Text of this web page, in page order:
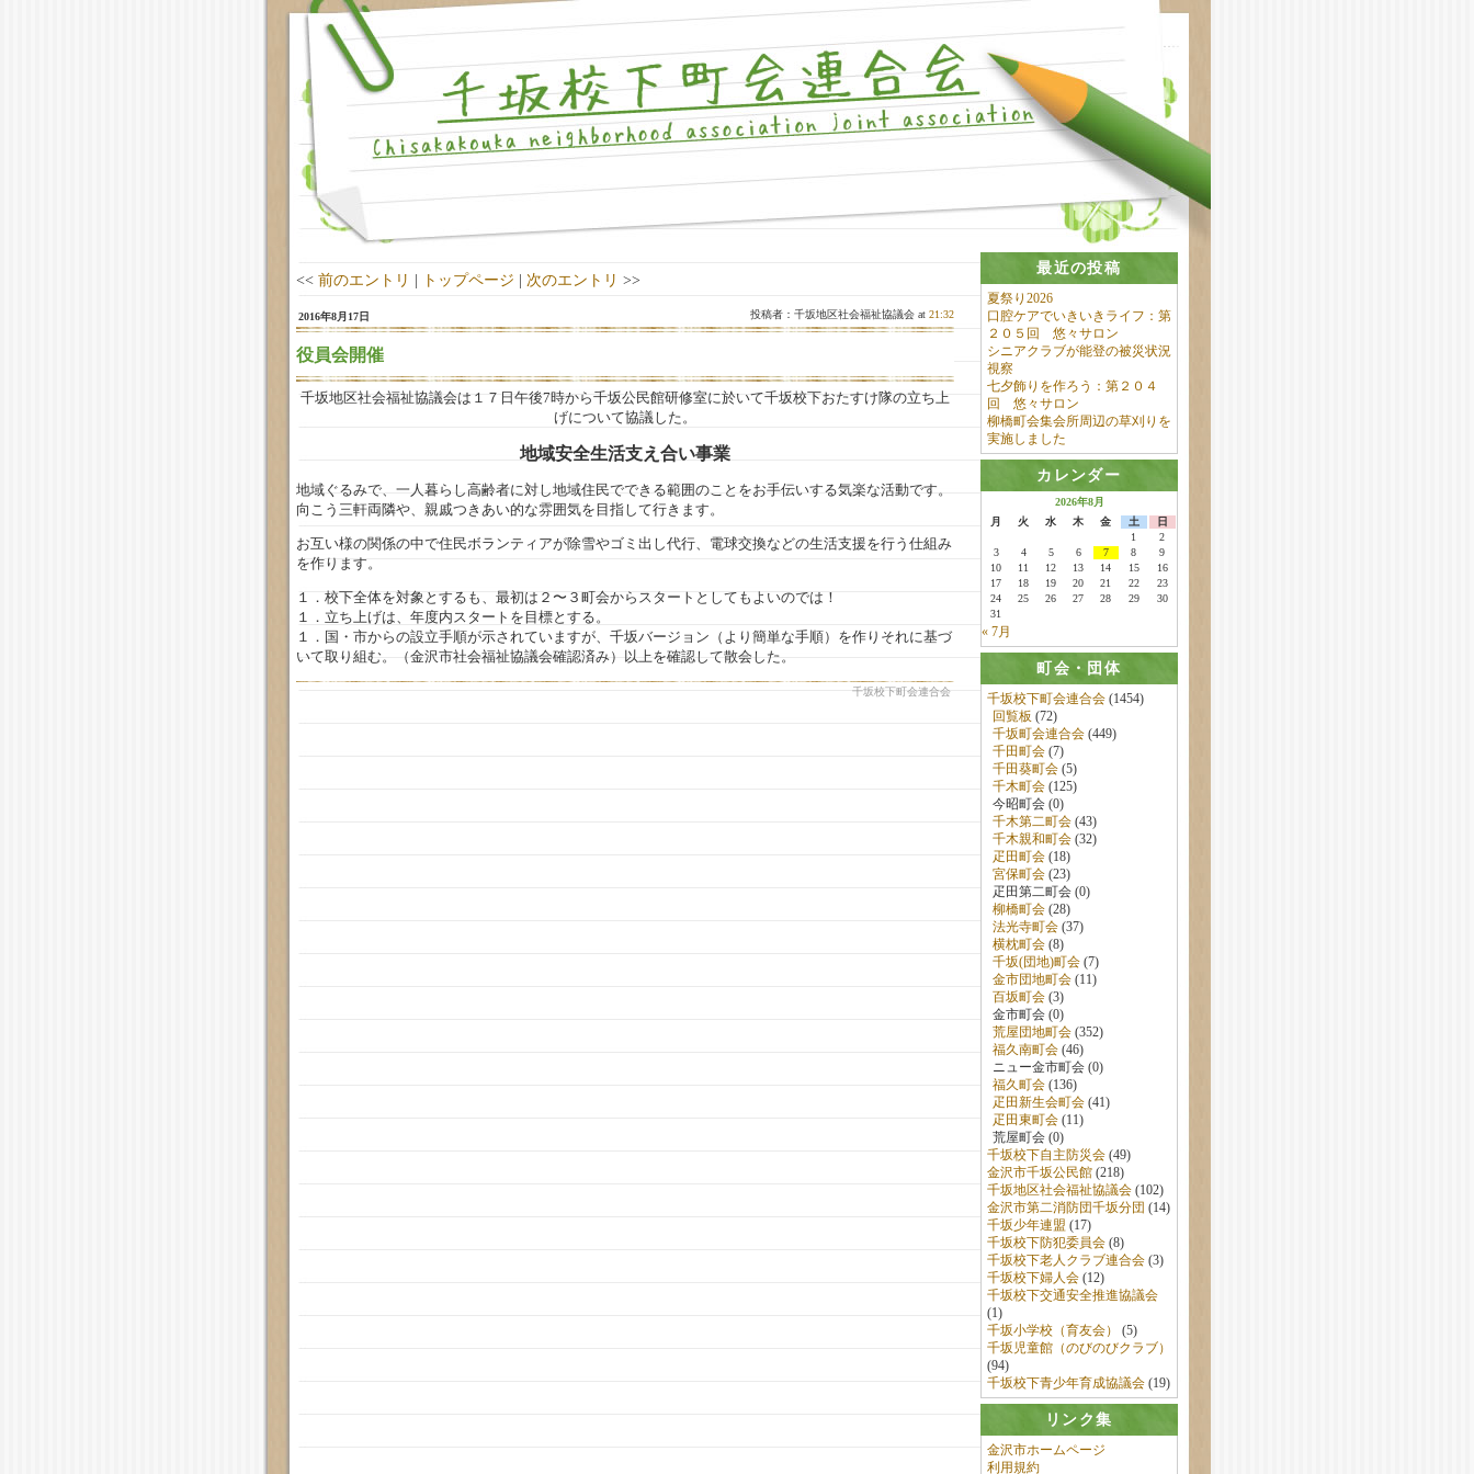
最近の投稿
夏祭り2026
口腔ケアでいきいきライフ：第
２０５回 悠々サロン
シニアクラブが能登の被災状況
視察
七夕飾りを作ろう：第２０４
回 悠々サロン
柳橋町会集会所周辺の草刈りを
実施しました
カレンダー
2026年8月
月
火 水 木 金 土
日
1
2
3
4 5 6 7 8
9
10
11 12 13 14 15
16
17
18 19 20 21 22
23
24
25 26 27 28 29
30
31
« 7月
町会・団体
千坂校下町会連合会(1454)
回覧板 (72)
千坂町会連合会(449)
千田町会(7)
千田葵町会(5)
千木町会(125)
今昭町会 (0)
千木第二町会(43)
千木親和町会(32)
疋田町会(18)
宮保町会(23)
疋田第二町会 (0)
柳橋町会(28)
法光寺町会(37)
横枕町会(8)
千坂(団地)町会(7)
金市団地町会(11)
百坂町会(3)
金市町会 (0)
荒屋団地町会(352)
福久南町会(46)
ニュー金市町会 (0)
福久町会(136)
疋田新生会町会(41)
疋田東町会(11)
荒屋町会 (0)
千坂校下自主防災会(49)
金沢市千坂公民館(218)
千坂地区社会福祉協議会(102)
金沢市第二消防団千坂分団 (14)
千坂少年連盟 (17)
千坂校下防犯委員会(8)
千坂校下老人クラブ連合会(3)
千坂校下婦人会(12)
千坂校下交通安全推進協議会
(1)
千坂小学校（育友会）
(5)
千坂児童館（のびのびクラブ）
(94)
千坂校下青少年育成協議会(19)
リンク集
金沢市ホームページ
利用規約
<<前のエントリ | トップページ | 次のエントリ >>
2016年8月17日 投稿者：千坂地区社会福祉協議会 at21:32
役員会開催
千坂地区社会福祉協議会は１７日午後7時から千坂公民館研修室に於いて千坂校下おたすけ隊の立ち上
げについて協議した。
地域安全生活支え合い事業
地域ぐるみで、一人暮らし高齢者に対し地域住民でできる範囲のことをお手伝いする気楽な活動です。
向こう三軒両隣や、親戚つきあい的な雰囲気を目指して行きます。
お互い様の関係の中で住民ボランティアが除雪やゴミ出し代行、電球交換などの生活支援を行う仕組み
を作ります。
１．校下全体を対象とするも、最初は２〜３町会からスタートとしてもよいのでは！
１．立ち上げは、年度内スタートを目標とする。
１．国・市からの設立手順が示されていますが、千坂バージョン（より簡単な手順）を作りそれに基づ
いて取り組む。（金沢市社会福祉協議会確認済み）以上を確認して散会した。
千坂校下町会連合会